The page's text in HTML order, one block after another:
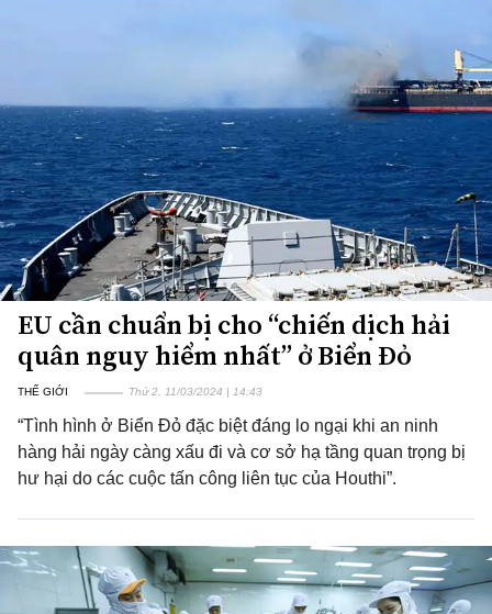
EU cần chuẩn bị cho “chiến dịch hải
quân nguy hiểm nhất” ở Biển Đỏ
THẾ GIỚI Thứ 2, 11/03/2024 | 14:43
“Tình hình ở Biển Đỏ đặc biệt đáng lo ngại khi an ninh
hàng hải ngày càng xấu đi và cơ sở hạ tầng quan trọng bị
hư hại do các cuộc tấn công liên tục của Houthi”.